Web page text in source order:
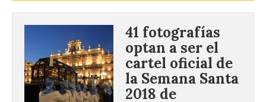
41 fotografías
optan a ser el
cartel oficial de
la Semana Santa
2018 de